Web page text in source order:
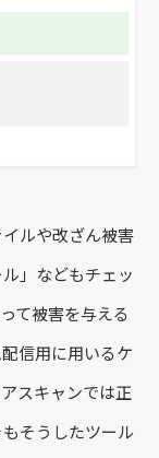
ルや改ざん被害
」などもチェッ
て被害を与える
信用に用いるケ
スキャンでは正
そうしたツール